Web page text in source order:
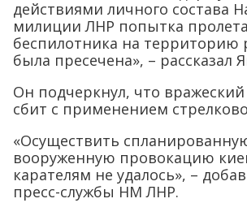
действиями личного состава
милиции ЛНР попытка пролета
беспилотника на территорию
была пресечена», – рассказал
Он подчеркнул, что
сбит с применением
«Осуществить
вооруженную провокацию
карателям не удалось», –
пресс-службы НМ ЛНР.